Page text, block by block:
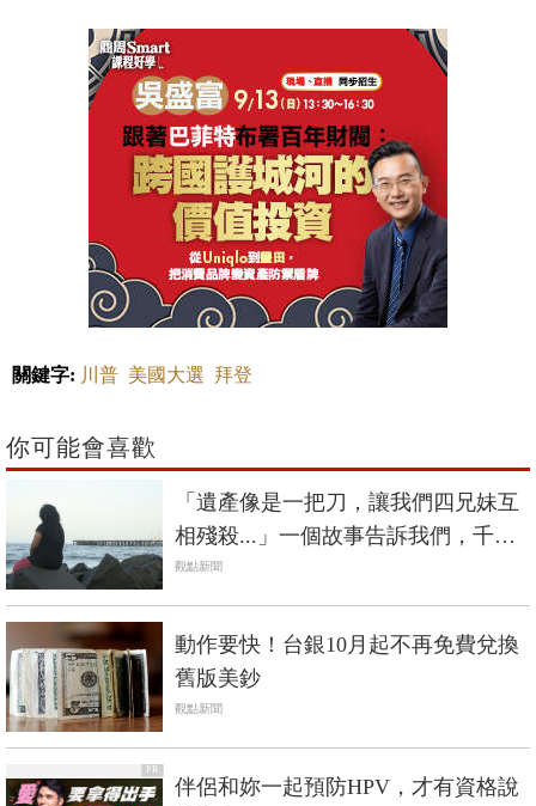
關鍵字: 川普 美國大選 拜登
你可能會喜歡
「遺產像是一把刀，讓我們四兄妹互
相殘殺...」一個故事告訴我們，千萬
別留錢給孩子
觀點新聞
動作要快！台銀10月起不再免費兌換
舊版美鈔
觀點新聞
PR
伴侶和妳一起預防HPV，才有資格說